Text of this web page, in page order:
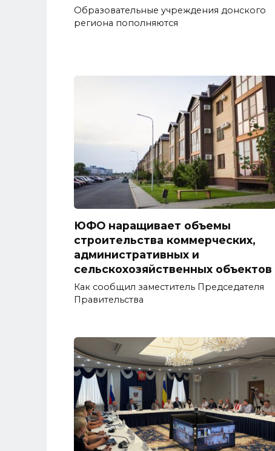
Образовательные учреждения донского
региона пополняются
ЮФО наращивает объемы
строительства коммерческих,
административных и
сельскохозяйственных объектов
Как сообщил заместитель Председателя
Правительства